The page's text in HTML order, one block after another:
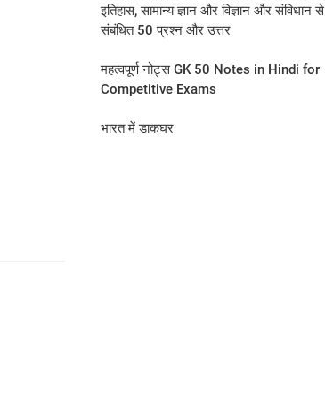
इतिहास, सामान्य ज्ञान और विज्ञान और संविधान से
संबंधित 50 प्रश्न और उत्तर
महत्वपूर्ण नोट्स GK 50 Notes in Hindi for
Competitive Exams
भारत में डाकघर